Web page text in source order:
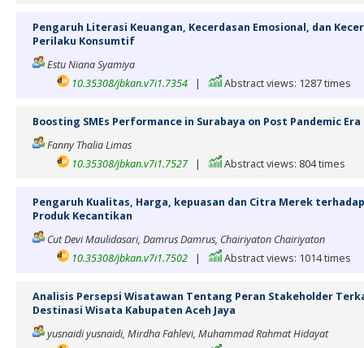
Pengaruh Literasi Keuangan, Kecerdasan Emosional, dan
Perilaku Konsumtif
Estu Niana Syamiya
10.35308/jbkan.v7i1.7354
| Abstract views: 1287 times
Boosting SMEs Performance in Surabaya on Post Pandemic Era
Fanny Thalia Limas
10.35308/jbkan.v7i1.7527
| Abstract views: 804 times
Pengaruh Kualitas, Harga, kepuasan dan Citra Merek
Produk Kecantikan
Cut Devi Maulidasari, Damrus Damrus, Chairiyaton Chairiyaton
10.35308/jbkan.v7i1.7502
| Abstract views: 1014 times
Analisis Persepsi Wisatawan Tentang Peran Stakeholder
Destinasi Wisata Kabupaten Aceh Jaya
yusnaidi yusnaidi, Mirdha Fahlevi, Muhammad Rahmat Hidayat